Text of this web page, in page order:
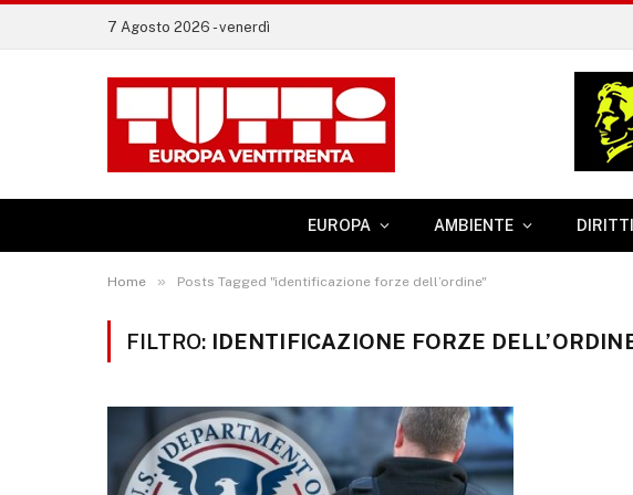
7 Agosto 2026 - venerdì
EUROPA AMBIENTE DIRITTI
Home » Posts Tagged "identificazione forze dell’ordine"
FILTRO: IDENTIFICAZIONE FORZE